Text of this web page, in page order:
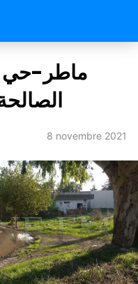
ماطر-حي
8 novembre 2021